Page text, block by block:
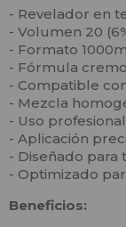
- Revelador en
- Volumen 20
- Formato
- Fórmula
- Compatible
- Mezcla
- Uso
- Aplicación
- Diseñado para
- Optimizado
Beneficios: